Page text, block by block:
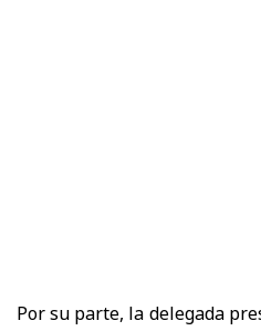
Por su parte, la delegada